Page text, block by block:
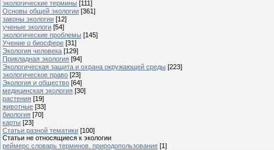
экологические термины [111]
Основы общей экологии [361]
законы экологии [12]
ученые экологи [54]
экологические проблемы [145]
Учение о биосфере [31]
Экология человека [129]
Прикладная экология [94]
Экологическая защита и охрана окружающей среды [223]
экологическое право [23]
Экология и общество [64]
медицинская экология [30]
растения [19]
животные [33]
биология [70]
карты [23]
Статьи разной тематики [100]
Статьи не относящиеся к экологии
реймерс словарь терминов. природопользование [1]